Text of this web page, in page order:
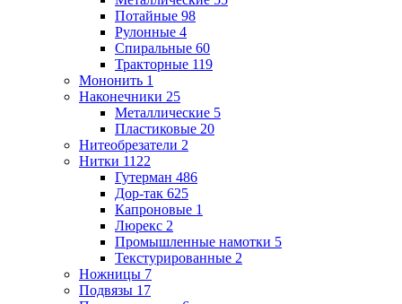
Потайные 98
Рулонные 4
Спиральные 60
Тракторные 119
Мононить 1
Наконечники 25
Металлические 5
Пластиковые 20
Нитеобрезатели 2
Нитки 1122
Гутерман 486
Дор-так 625
Капроновые 1
Люрекс 2
Промышленные намотки 5
Текстурированные 2
Ножницы 7
Подвязы 17